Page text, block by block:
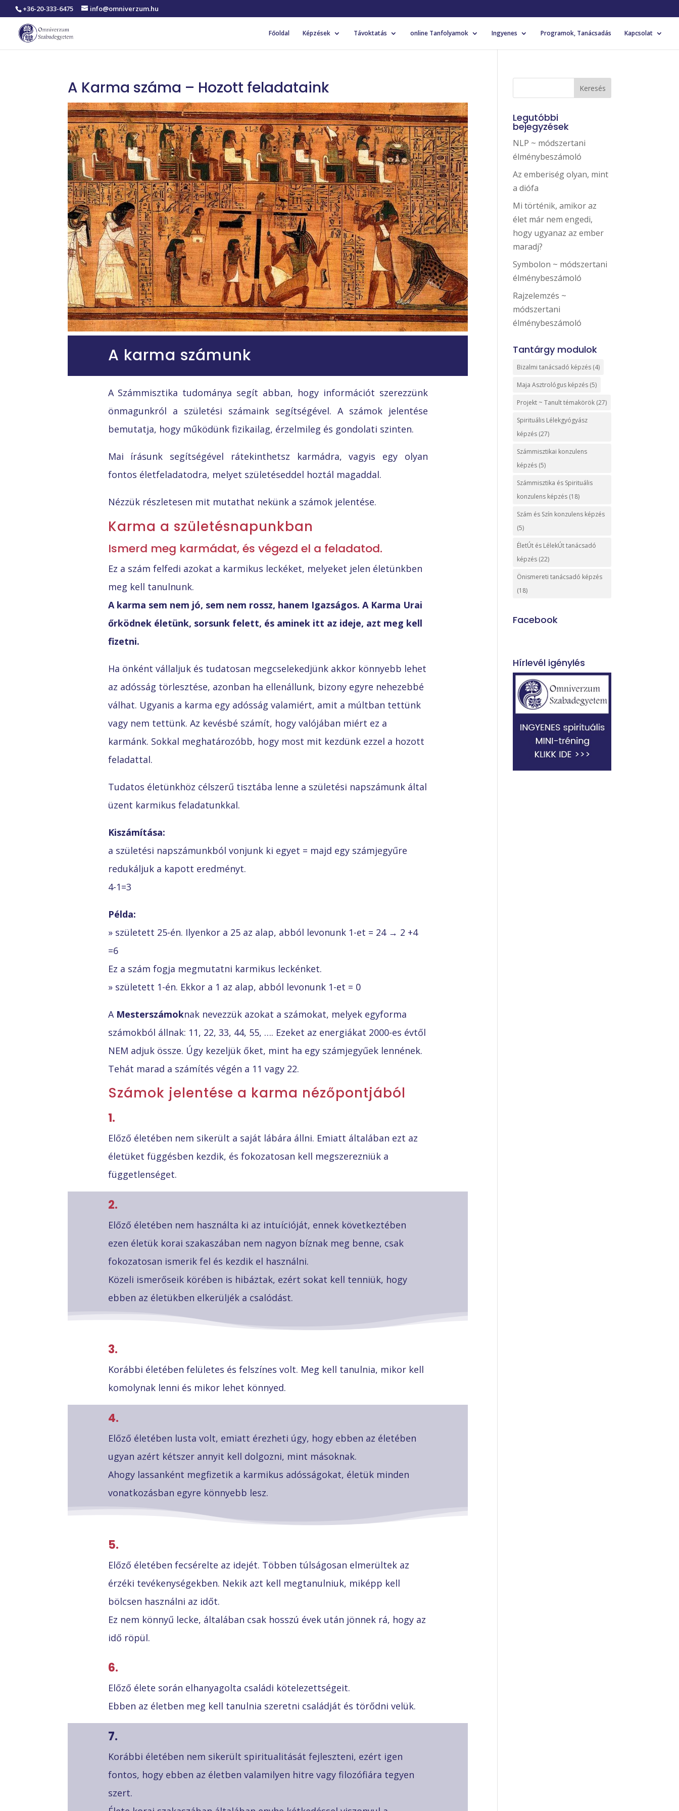
+36-20-333-6475 info@omniverzum.hu
Főoldal Képzések Távoktatás online Tanfolyamok Ingyenes Programok, Tanácsadás Kapcsolat
A Karma száma – Hozott feladataink
A karma számunk
A Számmisztika tudománya segít abban, hogy információt szerezzünk
önmagunkról a születési számaink segítségével. A számok jelentése
bemutatja, hogy működünk fizikailag, érzelmileg és gondolati szinten.
Mai írásunk segítségével rátekinthetsz karmádra, vagyis egy olyan
fontos életfeladatodra, melyet születéseddel hoztál magaddal.
Nézzük részletesen mit mutathat nekünk a számok jelentése.
Karma a születésnapunkban
Ismerd meg karmádat, és végezd el a feladatod.
Ez a szám felfedi azokat a karmikus leckéket, melyeket jelen életünkben
meg kell tanulnunk.
A karma sem nem jó, sem nem rossz, hanem Igazságos. A Karma Urai
őrködnek életünk, sorsunk felett, és aminek itt az ideje, azt meg kell
fizetni.
Ha önként vállaljuk és tudatosan megcselekedjünk akkor könnyebb lehet
az adósság törlesztése, azonban ha ellenállunk, bizony egyre nehezebbé
válhat. Ugyanis a karma egy adósság valamiért, amit a múltban tettünk
vagy nem tettünk. Az kevésbé számít, hogy valójában miért ez a
karmánk. Sokkal meghatározóbb, hogy most mit kezdünk ezzel a hozott
feladattal.
Tudatos életünkhöz célszerű tisztába lenne a születési napszámunk által
üzent karmikus feladatunkkal.
Kiszámítása:
a születési napszámunkból vonjunk ki egyet = majd egy számjegyűre
redukáljuk a kapott eredményt.
4-1=3
Példa:
» született 25-én. Ilyenkor a 25 az alap, abból levonunk 1-et = 24 → 2 +4
=6
Ez a szám fogja megmutatni karmikus leckénket.
» született 1-én. Ekkor a 1 az alap, abból levonunk 1-et = 0
A Mesterszámoknak nevezzük azokat a számokat, melyek egyforma
számokból állnak: 11, 22, 33, 44, 55, …. Ezeket az energiákat 2000-es évtől
NEM adjuk össze. Úgy kezeljük őket, mint ha egy számjegyűek lennének.
Tehát marad a számítés végén a 11 vagy 22.
Számok jelentése a karma nézőpontjából
1.
Előző életében nem sikerült a saját lábára állni. Emiatt általában ezt az
életüket függésben kezdik, és fokozatosan kell megszerezniük a
függetlenséget.
2.
Előző életében nem használta ki az intuícióját, ennek következtében
ezen életük korai szakaszában nem nagyon bíznak meg benne, csak
fokozatosan ismerik fel és kezdik el használni.
Közeli ismerőseik körében is hibáztak, ezért sokat kell tenniük, hogy
ebben az életükben elkerüljék a csalódást.
3.
Korábbi életében felületes és felszínes volt. Meg kell tanulnia, mikor kell
komolynak lenni és mikor lehet könnyed.
4.
Előző életében lusta volt, emiatt érezheti úgy, hogy ebben az életében
ugyan azért kétszer annyit kell dolgozni, mint másoknak.
Ahogy lassanként megfizetik a karmikus adósságokat, életük minden
vonatkozásban egyre könnyebb lesz.
5.
Előző életében fecsérelte az idejét. Többen túlságosan elmerültek az
érzéki tevékenységekben. Nekik azt kell megtanulniuk, miképp kell
bölcsen használni az időt.
Ez nem könnyű lecke, általában csak hosszú évek után jönnek rá, hogy az
idő röpül.
6.
Előző élete során elhanyagolta családi kötelezettségeit.
Ebben az életben meg kell tanulnia szeretni családját és törődni velük.
7.
Korábbi életében nem sikerült spiritualitását fejleszteni, ezért igen
fontos, hogy ebben az életben valamilyen hitre vagy filozófiára tegyen
szert.
Legutóbbi
bejegyzések
NLP ~ módszertani
élménybeszámoló
Az emberiség olyan, mint
a diófa
Mi történik, amikor az
élet már nem engedi,
hogy ugyanaz az ember
maradj?
Symbolon ~ módszertani
élménybeszámoló
Rajzelemzés ~
módszertani
élménybeszámoló
Tantárgy modulok
Bizalmi tanácsadó képzés (4)
Maja Asztrológus képzés (5)
Projekt ~ Tanult témakörök (27)
Spirituális Lélekgyógyász
képzés (27)
Számmisztikai konzulens
képzés (5)
Számmisztika és Spirituális
konzulens képzés (18)
Szám és Szín konzulens képzés
(5)
ÉletÚt és LélekÚt tanácsadó
képzés (22)
Önismereti tanácsadó képzés
(18)
Facebook
Hírlevél igénylés